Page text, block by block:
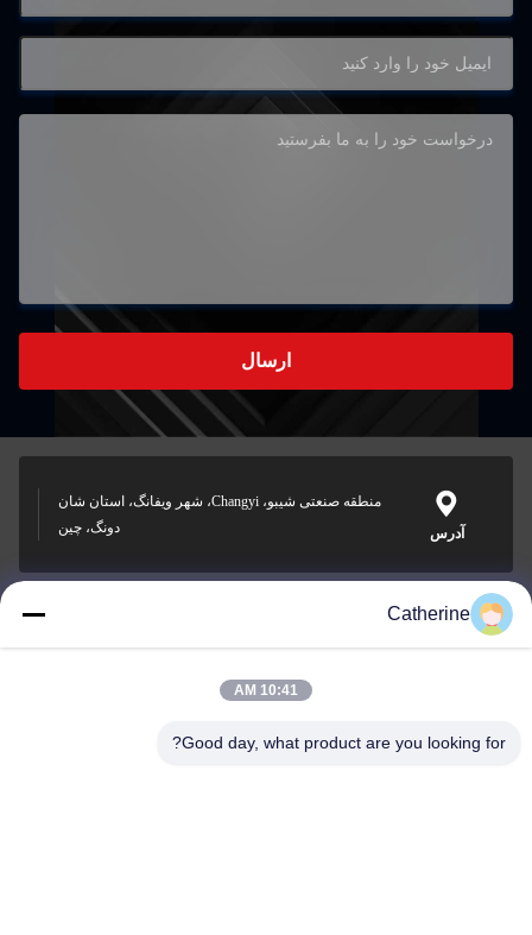
ارسال
آدرس
منطقه صنعتی شیبو، Changyi، شهر ویفانگ، استان شان
دونگ، چین
padraic@huayumachine.cn
Catherine
10:41 AM
Good day, what product are you looking for?